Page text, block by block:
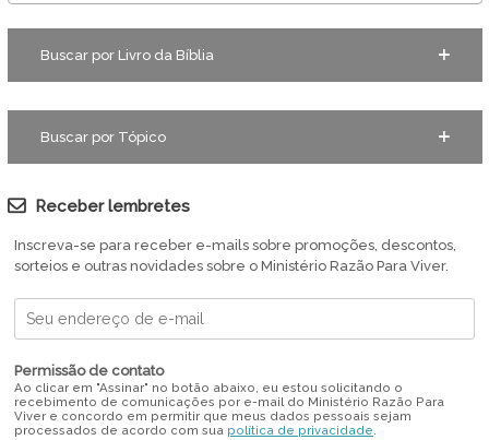
Buscar por Livro da Bíblia
Buscar por Tópico
Receber lembretes
Inscreva-se para receber e-mails sobre promoções, descontos,
sorteios e outras novidades sobre o Ministério Razão Para Viver.
Permissão de contato
Ao clicar em "Assinar" no botão abaixo, eu estou solicitando o
recebimento de comunicações por e-mail do Ministério Razão Para
Viver e concordo em permitir que meus dados pessoais sejam
processados de acordo com sua política de privacidade.